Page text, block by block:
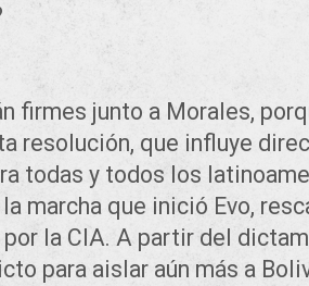
firmes junto a Morales,
resolución, que influye
todas y todos los
marcha que inició Evo,
la CIA. A partir del
para aislar aún más a